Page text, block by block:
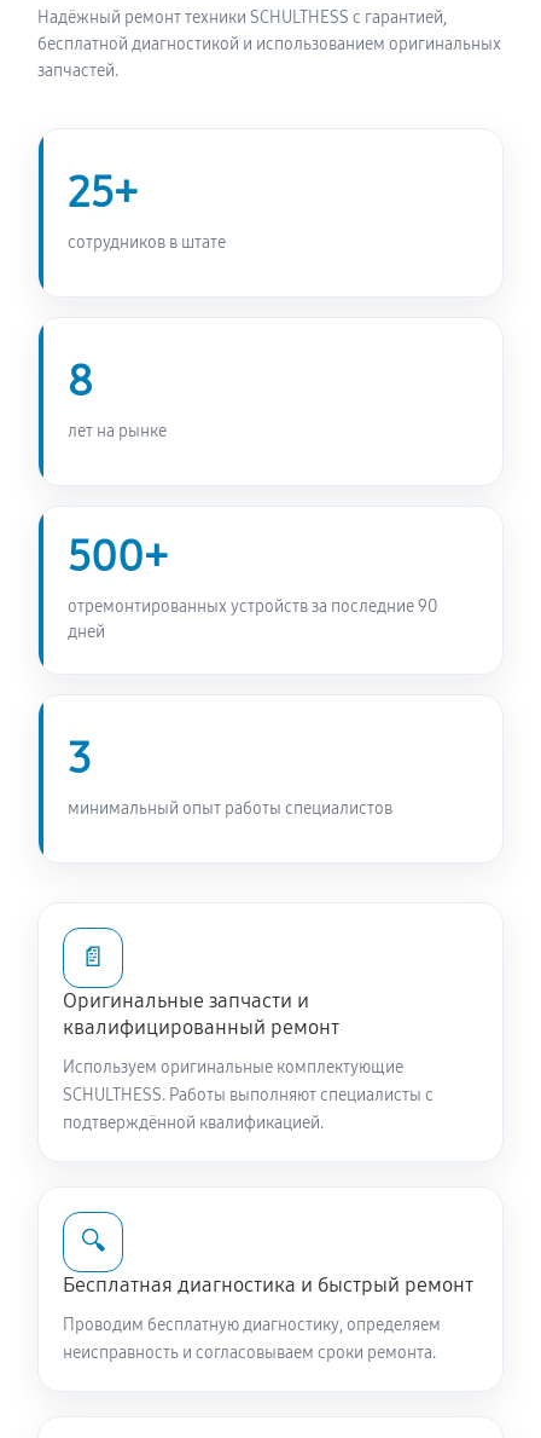
Замена подсветки индикаторов
SCHULTHESS Spirit 660 Ever Rose
Замена бака сушильной машины SCHULTHESS Spirit
660 Ever Rose
Ремонт барабана сушильной машины SCHULTHESS
Spirit 660 Ever Rose
Надёжный ремонт техники SCHULTHESS с гарантией,
бесплатной диагностикой и использованием оригинальных
запчастей.
25+
сотрудников в штате
8
лет на рынке
500+
отремонтированных устройств за последние 90
дней
3
минимальный опыт работы специалистов
📄
Оригинальные запчасти и
квалифицированный ремонт
Используем оригинальные комплектующие
SCHULTHESS. Работы выполняют специалисты с
подтверждённой квалификацией.
🔍
Бесплатная диагностика и быстрый ремонт
Проводим бесплатную диагностику, определяем
неисправность и согласовываем сроки ремонта.